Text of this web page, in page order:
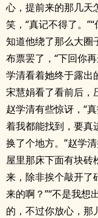
心，提前来的那几天
笑，“真记不得了。
知道他绕了那么大圈
布票罢了，“下回你
学清看着她终于露出
宋慧娟看了看前后，
赵学清有些惊讶，“
着我都能找到，要真
换了个地方。”赵学
屋里那床下面有块砖
来，除非挨个敲开了
来的啊？”“不是我想
的，不过你放心，那